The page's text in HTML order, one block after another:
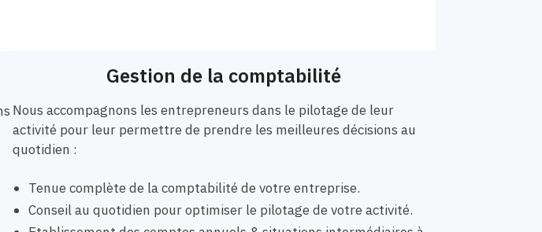
Gestion de la comptabilité
Nous accompagnons les entrepreneurs dans le pilotage de leur
activité pour leur permettre de prendre les meilleures décisions au
quotidien :
Tenue complète de la comptabilité de votre entreprise.
Conseil au quotidien pour optimiser le pilotage de votre activité.